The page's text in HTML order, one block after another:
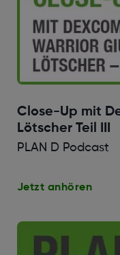
Close-Up mit
Lötscher Teil III
PLAN D Podcast
Jetzt anhören